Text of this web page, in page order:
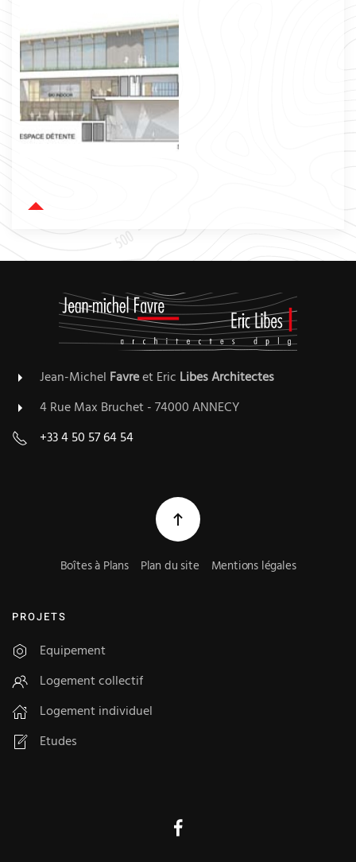
Jean-Michel Favreet Eric LibesArchitectes
4 Rue Max Bruchet - 74000 ANNECY
+33 4 50 57 64 54
Boîtes à Plans Plan du site Mentions légales
PROJETS
Equipement
Logement collectif
Logement individuel
Etudes